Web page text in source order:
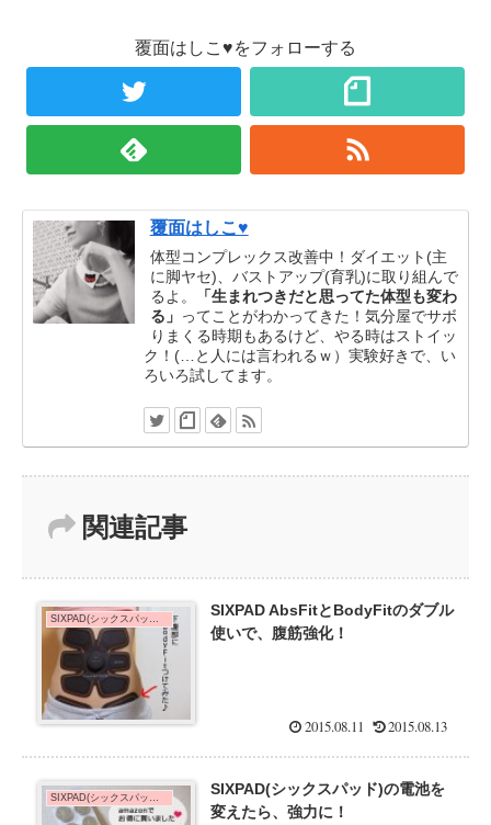
覆面はしこ♥をフォローする
覆面はしこ♥
体型コンプレックス改善中！ダイエット(主
に脚ヤセ)、バストアップ(育乳)に取り組んで
るよ。
「生まれつきだと思ってた体型も変わ
る」 ってことがわかってきた！気分屋でサボ
りまくる時期もあるけど、やる時はストイッ
ク！(…と人には言われるｗ）実験好きで、い
ろいろ試してます。
関連記事
SIXPAD(シックスパッド)の効果を口コミ！
SIXPAD AbsFitとBodyFitのダブル
使いで、腹筋強化！
2015.08.11 2015.08.13
SIXPAD(シックスパッド)de脚やせ
SIXPAD(シックスパッド)の電池を
変えたら、強力に！